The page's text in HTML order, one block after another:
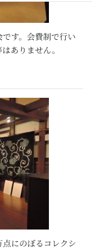
す。会費制で行い
ありません。
点にのぼるコレクシ